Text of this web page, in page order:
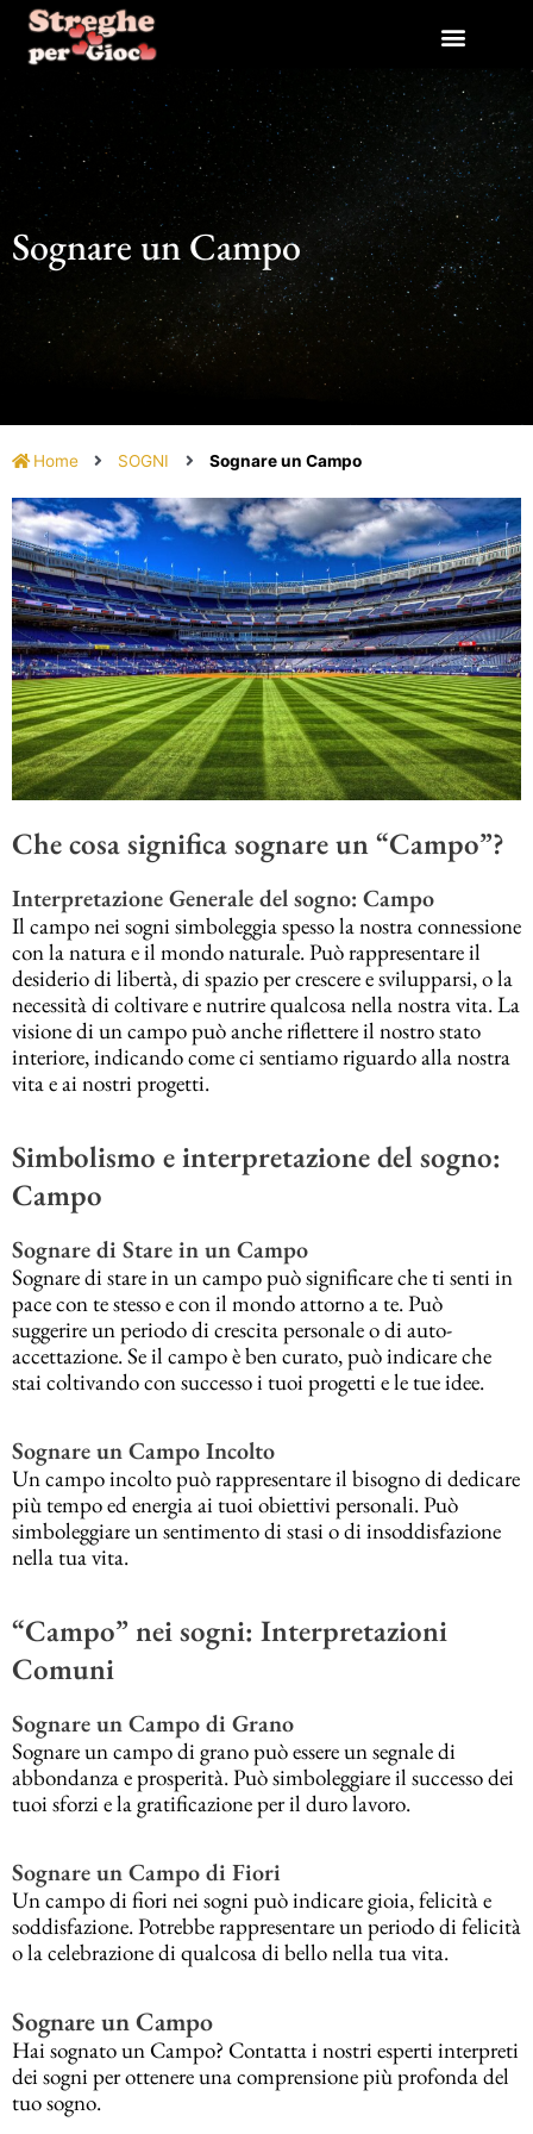
contenuto
Sognare un Campo
Home SOGNI Sognare un Campo
Che cosa significa sognare un “Campo”?
Interpretazione Generale del sogno: Campo
Il campo nei sogni simboleggia spesso la nostra connessione
con la natura e il mondo naturale. Può rappresentare il
desiderio di libertà, di spazio per crescere e svilupparsi, o la
necessità di coltivare e nutrire qualcosa nella nostra vita. La
visione di un campo può anche riflettere il nostro stato
interiore, indicando come ci sentiamo riguardo alla nostra
vita e ai nostri progetti.
Simbolismo e interpretazione del sogno:
Campo
Sognare di Stare in un Campo
Sognare di stare in un campo può significare che ti senti in
pace con te stesso e con il mondo attorno a te. Può
suggerire un periodo di crescita personale o di auto-
accettazione. Se il campo è ben curato, può indicare che
stai coltivando con successo i tuoi progetti e le tue idee.
Sognare un Campo Incolto
Un campo incolto può rappresentare il bisogno di dedicare
più tempo ed energia ai tuoi obiettivi personali. Può
simboleggiare un sentimento di stasi o di insoddisfazione
nella tua vita.
“Campo” nei sogni: Interpretazioni
Comuni
Sognare un Campo di Grano
Sognare un campo di grano può essere un segnale di
abbondanza e prosperità. Può simboleggiare il successo dei
tuoi sforzi e la gratificazione per il duro lavoro.
Sognare un Campo di Fiori
Un campo di fiori nei sogni può indicare gioia, felicità e
soddisfazione. Potrebbe rappresentare un periodo di felicità
o la celebrazione di qualcosa di bello nella tua vita.
Sognare un Campo
Hai sognato un Campo? Contatta i nostri esperti interpreti
dei sogni per ottenere una comprensione più profonda del
tuo sogno.